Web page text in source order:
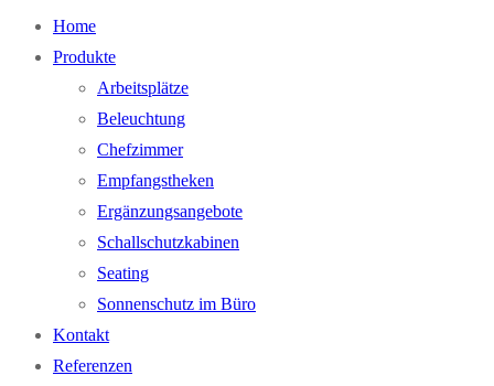
Home
Produkte
Arbeitsplätze
Beleuchtung
Chefzimmer
Empfangstheken
Ergänzungsangebote
Schallschutzkabinen
Seating
Sonnenschutz im Büro
Kontakt
Referenzen